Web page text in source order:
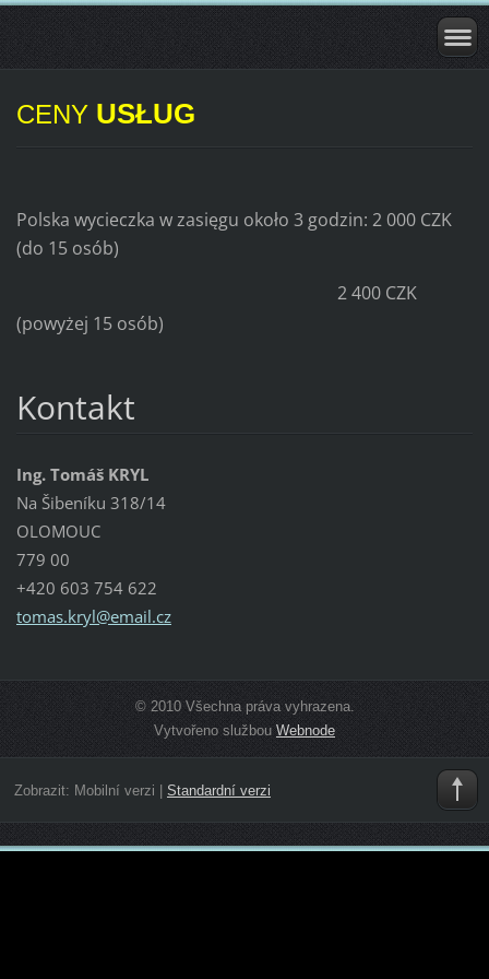
CENY USŁUG
Polska wycieczka w zasięgu około 3 godzin: 2 000 CZK
(do 15 osób)
2 400 CZK
(powyżej 15 osób)
Kontakt
Ing. Tomáš KRYL
Na Šibeníku 318/14
OLOMOUC
779 00
+420 603 754 622
tomas.kryl@email.cz
© 2010 Všechna práva vyhrazena.
Vytvořeno službouWebnode
Zobrazit: Mobilní verzi Standardní verzi